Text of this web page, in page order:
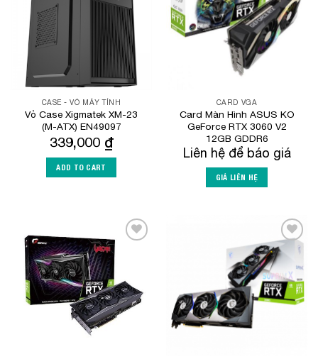
CASE - VỎ MÁY TÍNH
Vỏ Case Xigmatek XM-23
(M-ATX) EN49097
339,000 ₫
ADD TO CART
CARD VGA
Card Màn Hình ASUS KO
GeForce RTX 3060 V2
12GB GDDR6
Liên hệ để báo giá
GIÁ LIÊN HỆ
Wishlist
Add to
Wishlist